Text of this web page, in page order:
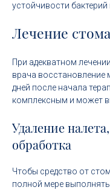
устойчивости
Лечение
При адекватном
врача восстановление
дней после начала
комплексным и может
Удаление
обработка
Чтобы средство от
полной мере